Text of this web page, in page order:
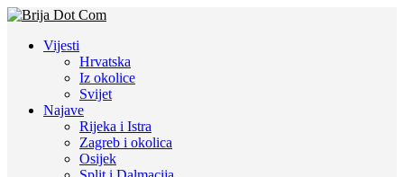
Vijesti
Hrvatska
Iz okolice
Svijet
Najave
Rijeka i Istra
Zagreb i okolica
Osijek